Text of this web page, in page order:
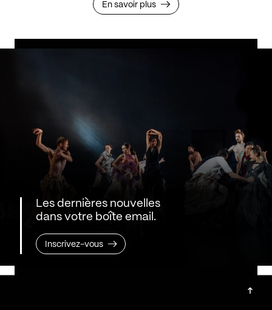
En savoir plus
Les dernières nouvelles
dans votre boîte email.
Inscrivez-vous